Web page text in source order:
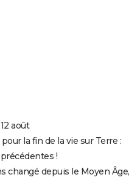
août
la fin de la vie sur Terre :
!
changé depuis le Moyen Âge,